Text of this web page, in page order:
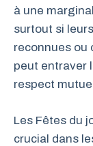
à une
surtout si
reconnues ou
peut entraver
respect
Les Fêtes du
crucial dans